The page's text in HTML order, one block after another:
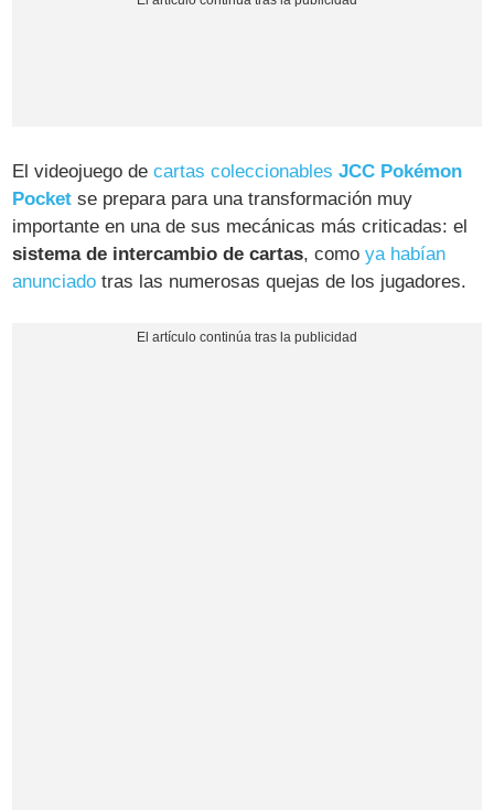
El videojuego decartas coleccionables JCC Pokémon
Pocket se prepara para una transformación muy
importante en una de sus mecánicas más criticadas: el
sistema de intercambio de cartas, comoya habían
anunciado tras las numerosas quejas de los jugadores.